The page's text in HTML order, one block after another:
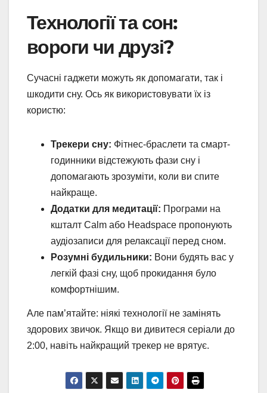
Технології та сон:
вороги чи друзі?
Сучасні гаджети можуть як допомагати, так і
шкодити сну. Ось як використовувати їх із
користю:
Трекери сну: Фітнес-браслети та смарт-
годинники відстежують фази сну і
допомагають зрозуміти, коли ви спите
найкраще.
Додатки для медитації: Програми на
кшталт Calm або Headspace пропонують
аудіозаписи для релаксації перед сном.
Розумні будильники: Вони будять вас у
легкій фазі сну, щоб прокидання було
комфортнішим.
Але пам’ятайте: ніякі технології не замінять
здорових звичок. Якщо ви дивитеся серіали до
2:00, навіть найкращий трекер не врятує.